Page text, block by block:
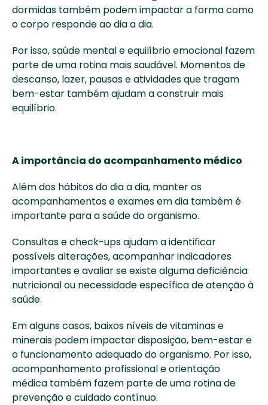
dormidas também podem impactar a forma como
o corpo responde ao dia a dia.
Por isso, saúde mental e equilíbrio emocional fazem
parte de uma rotina mais saudável. Momentos de
descanso, lazer, pausas e atividades que tragam
bem-estar também ajudam a construir mais
equilíbrio.
A importância do acompanhamento médico
Além dos hábitos do dia a dia, manter os
acompanhamentos e exames em dia também é
importante para a saúde do organismo.
Consultas e check-ups ajudam a identificar
possíveis alterações, acompanhar indicadores
importantes e avaliar se existe alguma deficiência
nutricional ou necessidade específica de atenção à
saúde.
Em alguns casos, baixos níveis de vitaminas e
minerais podem impactar disposição, bem-estar e
o funcionamento adequado do organismo. Por isso,
acompanhamento profissional e orientação
médica também fazem parte de uma rotina de
prevenção e cuidado contínuo.